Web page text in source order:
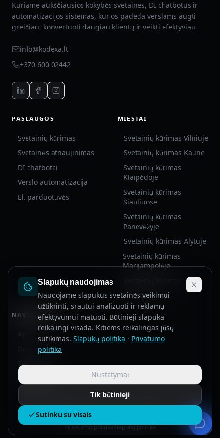
Kuriame aukščiausios kokybės svetaines, DI chatbotus ir
automatizacijos sistemas, kurios padeda verslams augti
greičiau, konvertuoti daugiau klientų ir veikti efektyviau.
info@kodexa.lt
+370 600 02442
PASLAUGOS
Svetainių kūrimas
Svetainės atnaujinimas
DI chatbotai
Verslo automatizacija
El. parduotuvės
MIESTAI
Svetainių kūrimas Vilniuje
Svetainių kūrimas Kaune
Svetainių kūrimas
Klaipėdoje
Svetainių kūrimas
Šiauliuose
Svetainių kūrimas
Panevėžyje
Svetainių kūrimas Alytuje
Svetainių kūrimas
Marijampolėje
Utenoje
NAVIGACIJA
Darbai
Tinklaraštis
Kontaktai
© 2026Kodexa. Visos teisės saugomos.
Privatumo politikaSlapukų politika
Sveiki! Aš esu Kodexa virtualus
asistentas. Galiu atsakyti į klausimus
apie mūsų paslaugas, kainas, procesą ir
kt. Kaip galiu padėti?
Kainos
Slapukų naudojimas
Naudojame slapukus svetainės veikimui
užtikrinti, srautui analizuoti ir reklamų
efektyvumui matuoti. Būtinieji slapukai
reikalingi visada. Kitiems reikalingas jūsų
sutikimas. Slapukų politika · Privatumo
politika
Nustatymai
Tik būtinieji
Sutinku su visais